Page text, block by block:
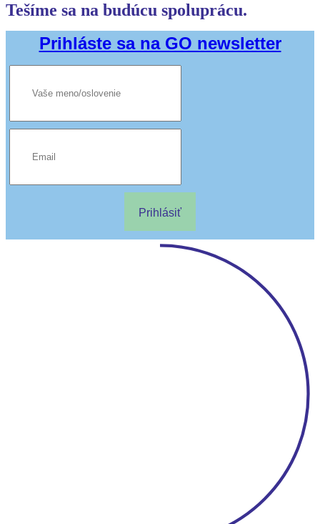
Tešíme sa na budúcu spoluprácu.
Prihláste sa na GO newsletter
Prihlásiť